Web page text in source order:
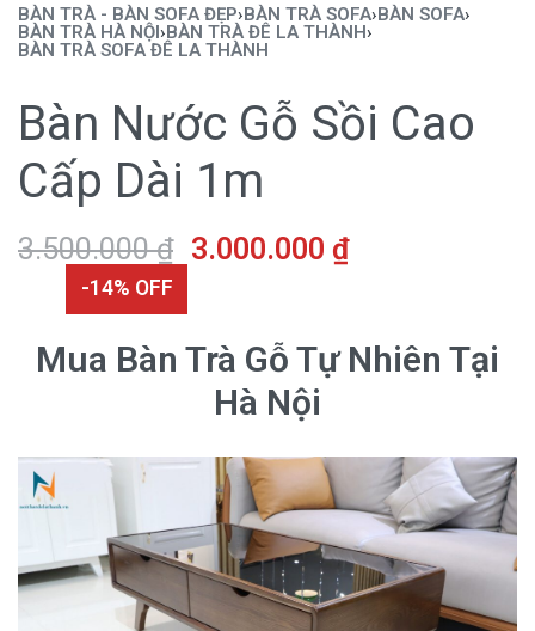
BÀN TRÀ - BÀN SOFA ĐẸP›BÀN TRÀ SOFA›BÀN SOFA›
BÀN TRÀ HÀ NỘI›BÀN TRÀ ĐÊ LA THÀNH›
BÀN TRÀ SOFA ĐÊ LA THÀNH
Bàn Nước Gỗ Sồi Cao
Cấp Dài 1m
3.500.000₫ 3.000.000 ₫
-14% OFF
Mua Bàn Trà Gỗ Tự Nhiên Tại
Hà Nội